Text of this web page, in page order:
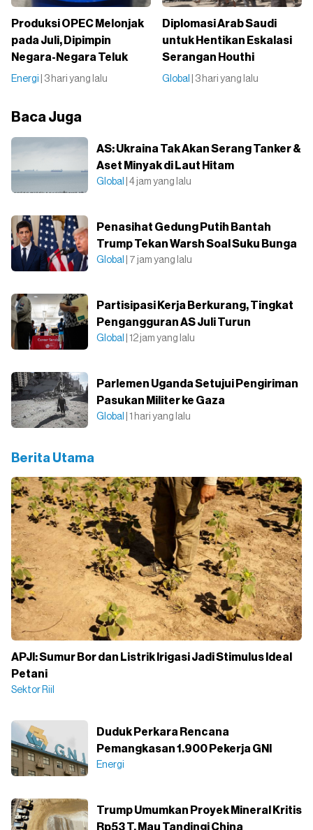
Produksi OPEC Melonjak
pada Juli, Dipimpin
Negara-Negara Teluk
Energi | 3 hari yang lalu
Diplomasi Arab Saudi
untuk Hentikan Eskalasi
Serangan Houthi
Global | 3 hari yang lalu
Baca Juga
AS: Ukraina Tak Akan Serang Tanker &
Aset Minyak di Laut Hitam
Global | 4 jam yang lalu
Penasihat Gedung Putih Bantah
Trump Tekan Warsh Soal Suku Bunga
Global | 7 jam yang lalu
Partisipasi Kerja Berkurang, Tingkat
Pengangguran AS Juli Turun
Global | 12 jam yang lalu
Parlemen Uganda Setujui Pengiriman
Pasukan Militer ke Gaza
Global | 1 hari yang lalu
Berita Utama
APJI: Sumur Bor dan Listrik Irigasi Jadi Stimulus Ideal
Petani
Sektor Riil
Duduk Perkara Rencana
Pemangkasan 1.900 Pekerja GNI
Energi
Trump Umumkan Proyek Mineral Kritis
Rp53 T, Mau Tandingi China